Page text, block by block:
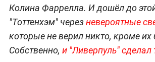
Колина Фаррелла. И дошёл до
"Тоттенхэм" черезневероятные
которые не верил никто, кроме
Собственно, и "Ливерпуль" сделал